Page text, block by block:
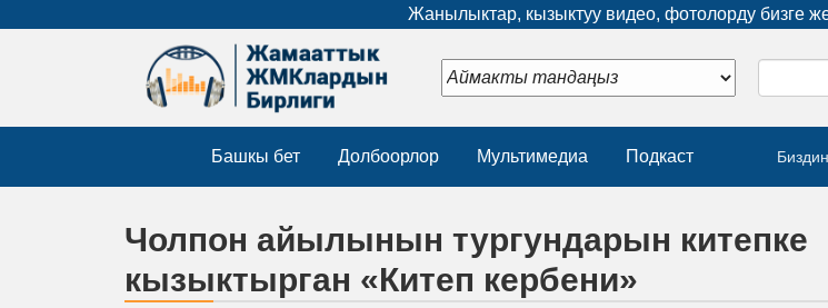
Жанылыктар, кызыктуу видео, фотолорду бизге
Башкы бет Долбоорлор Мультимедиа Подкаст
Чолпон айылынын тургундарын китепке
кызыктырган «Китеп кербени»